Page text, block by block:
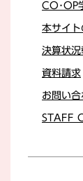
CO･OP
本サイト
決算状況
資料請求
お問い合
STAFF